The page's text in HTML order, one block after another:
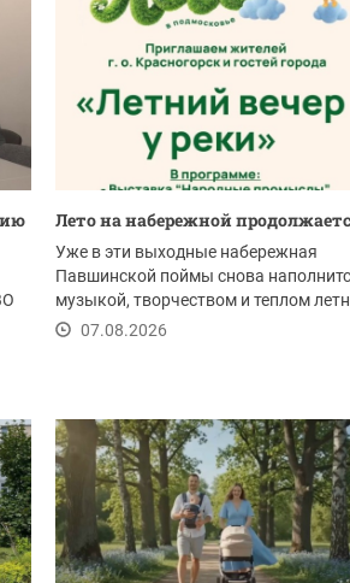
Лето на набережной
Уже в эти выходные набережная
Павшинской поймы снова
музыкой, творчеством и теплом
закатов.
07.08.2026